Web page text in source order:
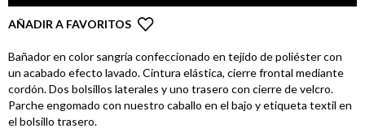
AÑADIR A FAVORITOS
Bañador en color sangría confeccionado en tejido de poliéster con
un acabado efecto lavado. Cintura elástica, cierre frontal mediante
cordón. Dos bolsillos laterales y uno trasero con cierre de velcro.
Parche engomado con nuestro caballo en el bajo y etiqueta textil en
el bolsillo trasero.